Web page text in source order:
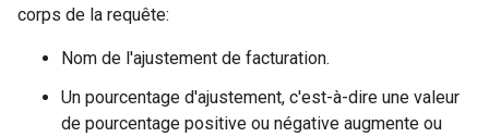
corps de la requête:
Nom de l'ajustement de facturation.
Un pourcentage d'ajustement, c'est-à-dire une valeur
de pourcentage positive ou négative augmente ou